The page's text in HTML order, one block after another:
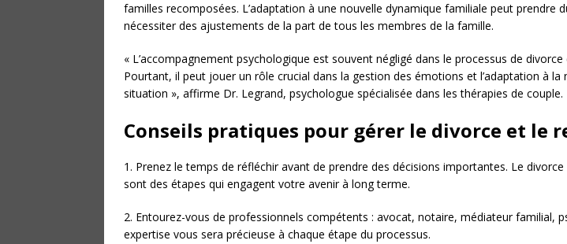
familles recomposées. L’adaptation à une nouvelle dynamique familiale peut prendre
nécessiter des ajustements de la part de tous les membres de la famille.
« L’accompagnement psychologique est souvent négligé dans le processus de
Pourtant, il peut jouer un rôle crucial dans la gestion des émotions et l’adaptation à la
situation », affirme Dr. Legrand, psychologue spécialisée dans les thérapies de couple.
Conseils pratiques pour gérer le divorce et le
1. Prenez le temps de réfléchir avant de prendre des décisions importantes. Le
sont des étapes qui engagent votre avenir à long terme.
2. Entourez-vous de professionnels compétents : avocat, notaire, médiateur familial,
expertise vous sera précieuse à chaque étape du processus.